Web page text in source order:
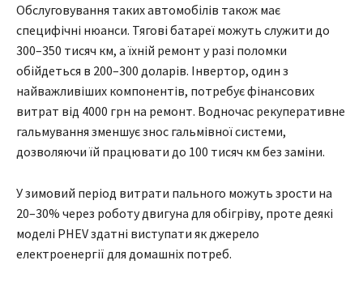
Обслуговування таких автомобілів також має
специфічні нюанси. Тягові батареї можуть служити до
300–350 тисяч км, а їхній ремонт у разі поломки
обійдеться в 200–300 доларів. Інвертор, один з
найважливіших компонентів, потребує фінансових
витрат від 4000 грн на ремонт. Водночас рекуперативне
гальмування зменшує знос гальмівної системи,
дозволяючи їй працювати до 100 тисяч км без заміни.
У зимовий період витрати пального можуть зрости на
20–30% через роботу двигуна для обігріву, проте деякі
моделі PHEV здатні виступати як джерело
електроенергії для домашніх потреб.